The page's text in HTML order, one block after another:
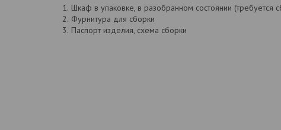
Шкаф в упаковке, в разобранном состоянии (требуется
Фурнитура для сборки
Паспорт изделия, схема сборки